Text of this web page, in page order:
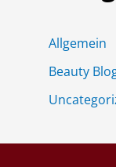
Allgemein
Beauty